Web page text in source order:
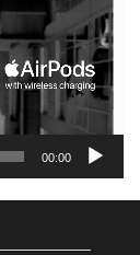
וידאו
00:00